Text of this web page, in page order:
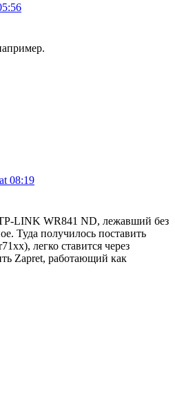
08:19
LINK WR841 ND, лежавший без
Туда получилось поставить
легко ставится через
Zapret, работающий как